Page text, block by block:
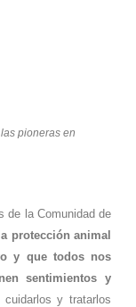
pioneras en
de la Comunidad de
protección animal
y que todos nos
sentimientos y
cuidarlos y tratarlos